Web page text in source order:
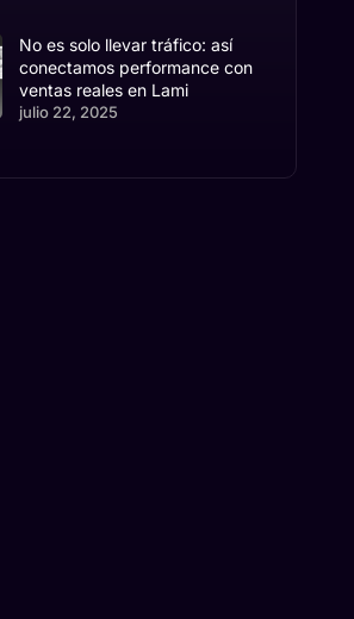
No es solo llevar tráfico: así
conectamos performance con
ventas reales en Lami
julio 22, 2025